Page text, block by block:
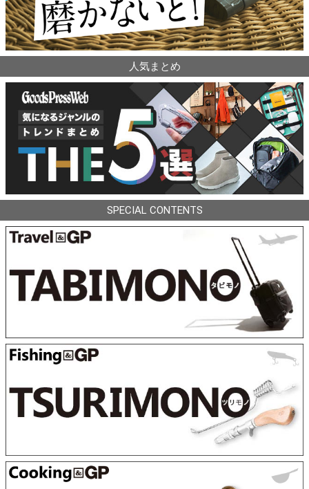
人気まとめ
SPECIAL CONTENTS